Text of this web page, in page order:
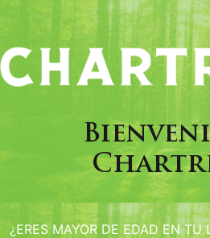
¿ERES MAYOR DE EDAD EN TU